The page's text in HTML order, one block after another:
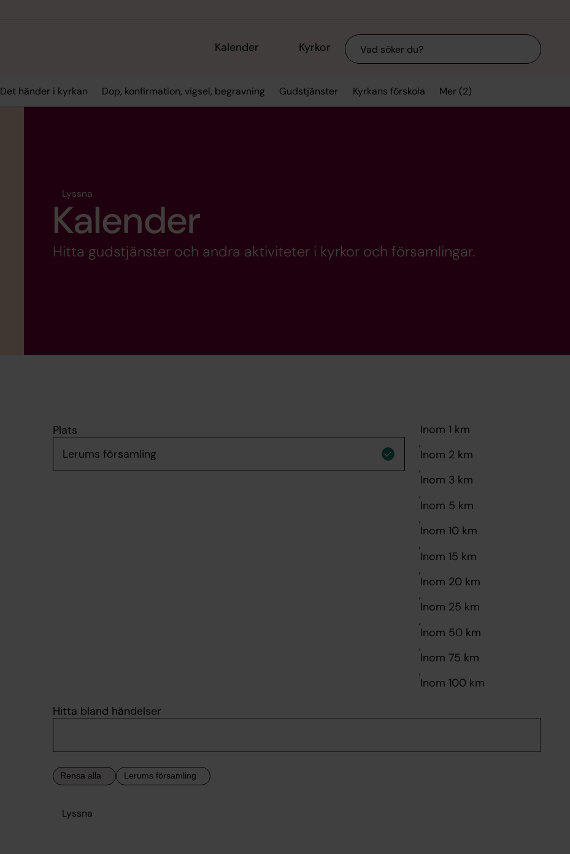
Kalender Kyrkor Sök
Det händer i kyrkan Dop, konfirmation, vigsel, begravning Gudstjänster Kyrkans förskola Mer (2)
Lyssna
Kalender
Hitta gudstjänster och andra aktiviteter i kyrkor och församlingar.
Plats
,
,
,
,
,
,
,
,
,
,
Hitta bland händelser
Lyssna